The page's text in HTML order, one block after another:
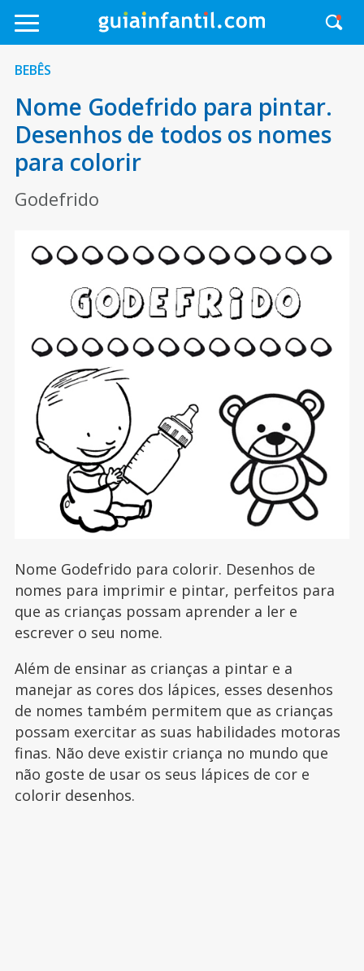
BEBÊS
Nome Godefrido para pintar.
Desenhos de todos os nomes
para colorir
Godefrido
Nome Godefrido para colorir. Desenhos de
nomes para imprimir e pintar, perfeitos para
que as crianças possam aprender a ler e
escrever o seu nome.
Além de ensinar as crianças a pintar e a
manejar as cores dos lápices, esses desenhos
de nomes também permitem que as crianças
possam exercitar as suas habilidades motoras
finas. Não deve existir criança no mundo que
não goste de usar os seus lápices de cor e
colorir desenhos.